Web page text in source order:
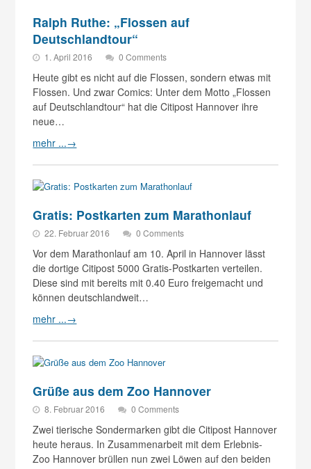
Ralph Ruthe: „Flossen auf
Deutschlandtour“
1. April 2016 0 Comments
Heute gibt es nicht auf die Flossen, sondern etwas mit
Flossen. Und zwar Comics: Unter dem Motto „Flossen
auf Deutschlandtour“ hat die Citipost Hannover ihre
neue…
mehr ...→
Gratis: Postkarten zum Marathonlauf
22. Februar 2016 0 Comments
Vor dem Marathonlauf am 10. April in Hannover lässt
die dortige Citipost 5000 Gratis-Postkarten verteilen.
Diese sind mit bereits mit 0.40 Euro freigemacht und
können deutschlandweit…
mehr ...→
Grüße aus dem Zoo Hannover
8. Februar 2016 0 Comments
Zwei tierische Sondermarken gibt die Citipost Hannover
heute heraus. In Zusammenarbeit mit dem Erlebnis-
Zoo Hannover brüllen nun zwei Löwen auf den beiden